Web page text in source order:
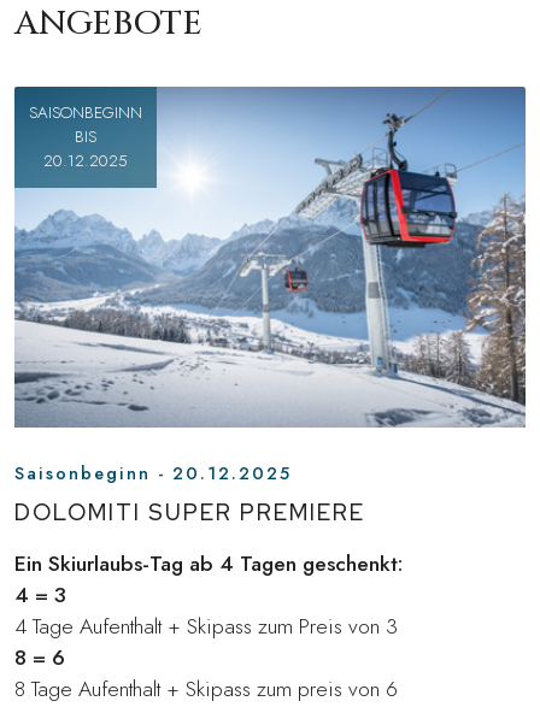
ANGEBOTE
SAISONBEGINN
BIS
20.12.2025
Saisonbeginn - 20.12.2025
DOLOMITI SUPER PREMIERE
Ein Skiurlaubs-Tag ab 4 Tagen geschenkt:
4 = 3
4 Tage Aufenthalt + Skipass zum Preis von 3
8 = 6
8 Tage Aufenthalt + Skipass zum preis von 6